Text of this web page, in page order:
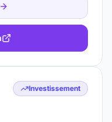
Investissement